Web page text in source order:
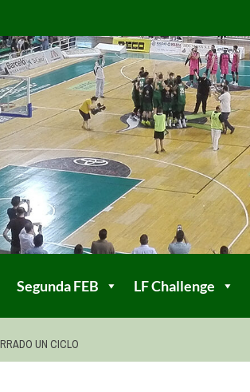
Segunda FEB LF Challenge
UN CICLO